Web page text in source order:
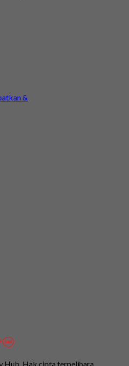
&
Hak cipta terpelihara.